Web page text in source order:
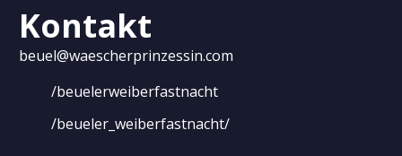
Kontakt
beuel@waescherprinzessin.com
/beuelerweiberfastnacht
/beueler_weiberfastnacht/